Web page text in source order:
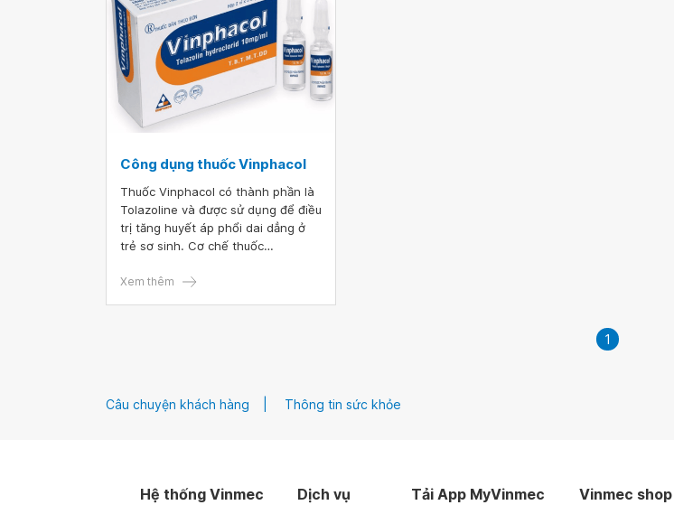
Công dụng thuốc Vinphacol
Thuốc Vinphacol có thành phần là
Tolazoline và được sử dụng để điều
trị tăng huyết áp phổi dai dẳng ở
trẻ sơ sinh. Cơ chế thuốc
tĩnh mạch là làm giãn mạch, chủ
Xem thêm
1
Câu chuyện khách hàng Thông tin sức khỏe
Hệ thống Vinmec Dịch vụ Tải App MyVinmec Vinmec shop